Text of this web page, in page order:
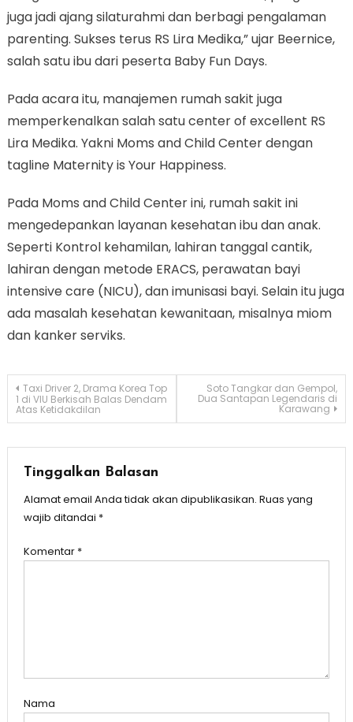
juga jadi ajang silaturahmi dan berbagi pengalaman
parenting. Sukses terus RS Lira Medika,” ujar Beernice,
salah satu ibu dari peserta Baby Fun Days.
Pada acara itu, manajemen rumah sakit juga
memperkenalkan salah satu center of excellent RS
Lira Medika. Yakni Moms and Child Center dengan
tagline Maternity is Your Happiness.
Pada Moms and Child Center ini, rumah sakit ini
mengedepankan layanan kesehatan ibu dan anak.
Seperti Kontrol kehamilan, lahiran tanggal cantik,
lahiran dengan metode ERACS, perawatan bayi
intensive care (NICU), dan imunisasi bayi. Selain itu juga
ada masalah kesehatan kewanitaan, misalnya miom
dan kanker serviks.
Navigasi
pos
Taxi Driver 2, Drama Korea Top
1 di VIU Berkisah Balas Dendam
Atas Ketidakdilan
Soto Tangkar dan Gempol,
Dua Santapan Legendaris di
Karawang
Tinggalkan Balasan
Alamat email Anda tidak akan dipublikasikan. Ruas yang
wajib ditandai *
Komentar *
Nama